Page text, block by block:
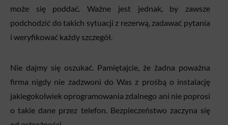
może się poddać. Ważne jest jednak, by zawsze
podchodzić do takich sytuacji z rezerwą, zadawać pytania
i weryfikować każdy szczegół.
Nie dajmy się oszukać. Pamiętajcie, że żadna poważna
firma nigdy nie zadzwoni do Was z prośbą o instalację
jakiegokolwiek oprogramowania zdalnego ani nie poprosi
o takie dane przez telefon. Bezpieczeństwo zaczyna się